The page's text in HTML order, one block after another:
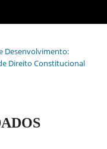
Desenvolvimento:
Direito Constitucional